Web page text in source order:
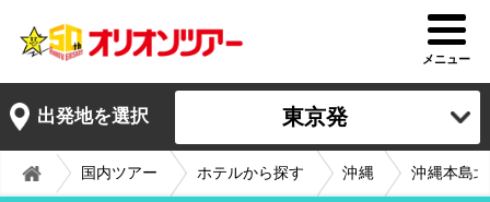
メニュー
出発地を選択 東京発
国内ツアー ホテルから探す 沖縄 沖縄本島